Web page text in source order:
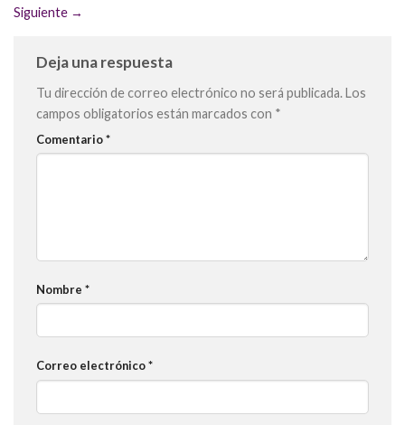
Siguiente →
Deja una respuesta
Tu dirección de correo electrónico no será publicada.Los
campos obligatorios están marcados con *
Comentario*
Nombre *
Correo electrónico*